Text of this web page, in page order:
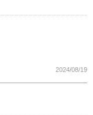
2024/08/19